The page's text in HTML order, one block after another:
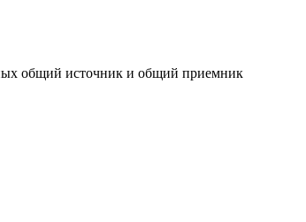
общий источник и общий приемник